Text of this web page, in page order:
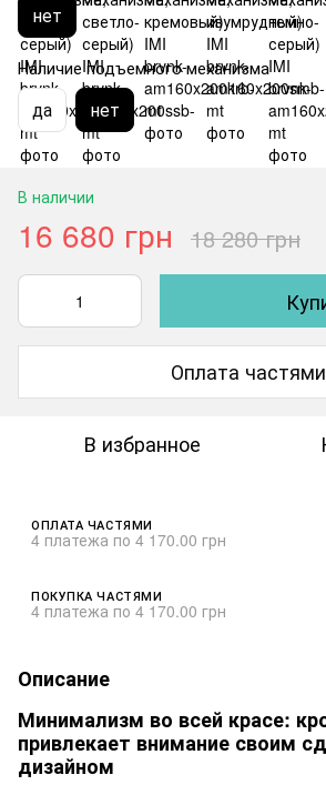
нет
Наличие подъемного механизма
да нет
В наличии
16 680 грн 18 280 грн
Оплата частями
В избранное
ОПЛАТА ЧАСТЯМИ
4 платежа по 4 170.00 грн
ПОКУПКА ЧАСТЯМИ
4 платежа по 4 170.00 грн
Описание
Минимализм во всей красе:
привлекает внимание своим
дизайном